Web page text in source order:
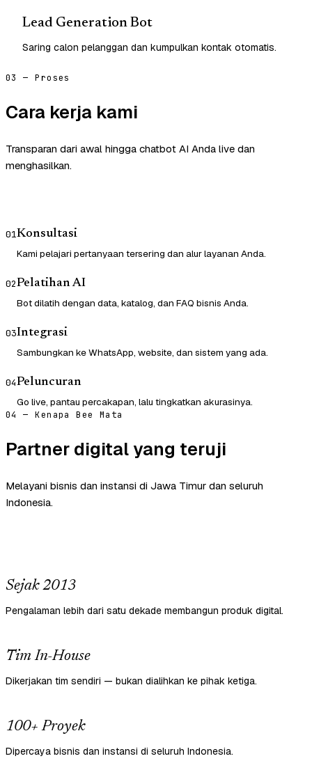
Lead Generation Bot
Saring calon pelanggan dan kumpulkan kontak otomatis.
03 — Proses
Cara kerja kami
Transparan dari awal hingga chatbot AI Anda live dan
menghasilkan.
01Konsultasi
Kami pelajari pertanyaan tersering dan alur layanan Anda.
02Pelatihan AI
Bot dilatih dengan data, katalog, dan FAQ bisnis Anda.
03Integrasi
Sambungkan ke WhatsApp, website, dan sistem yang ada.
04Peluncuran
Go live, pantau percakapan, lalu tingkatkan akurasinya.
04 — Kenapa Bee Mata
Partner digital yang teruji
Melayani bisnis dan instansi di Jawa Timur dan seluruh
Indonesia.
Sejak 2013
Pengalaman lebih dari satu dekade membangun produk digital.
Tim In-House
Dikerjakan tim sendiri — bukan dialihkan ke pihak ketiga.
100+ Proyek
Dipercaya bisnis dan instansi di seluruh Indonesia.